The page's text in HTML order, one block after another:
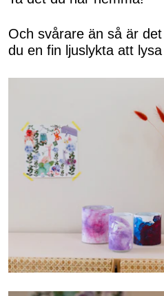
Och svårare än så är
du en fin ljuslykta att